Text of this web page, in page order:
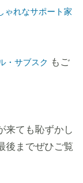
ゃれなサポート家
・サブスク もご
来ても恥ずかし
後までぜひご覧